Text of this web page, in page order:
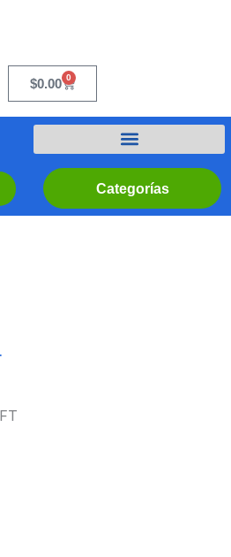
$0.00 0
Cart
Categorías